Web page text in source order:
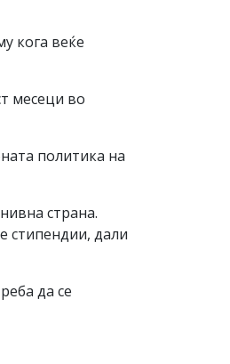
кога веќе
месеци во
политика на
страна.
стипендии, дали
да се